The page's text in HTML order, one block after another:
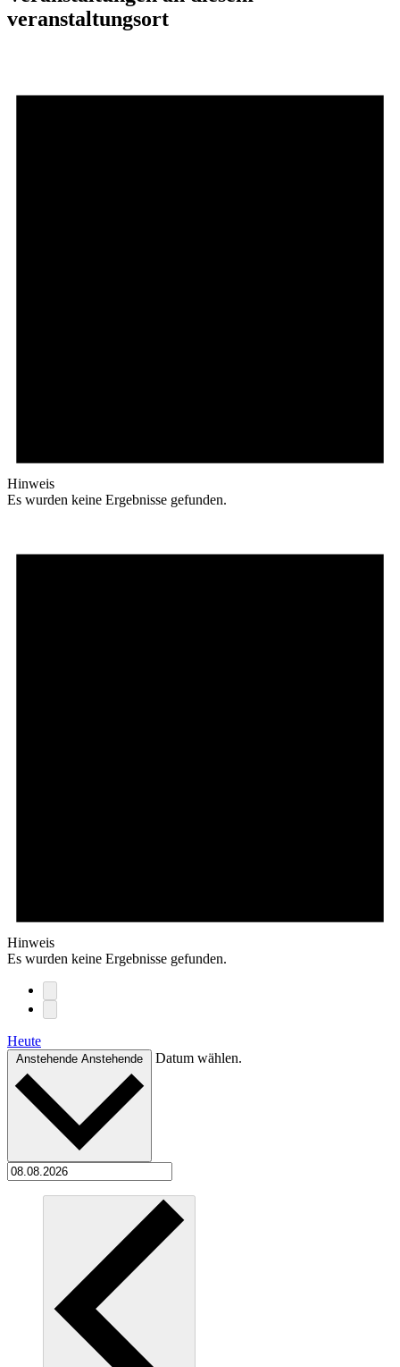
veranstaltungsort
Hinweis
Es wurden keine Ergebnisse gefunden.
Hinweis
Es wurden keine Ergebnisse gefunden.
Heute
Anstehende Anstehende Datum wählen.